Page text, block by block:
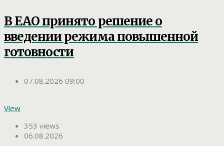
В ЕАО принято решение о
введении режима повышенной
готовности
07.08.2026 09:00
View
353 views
06.08.2026